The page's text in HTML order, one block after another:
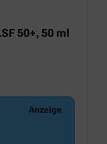
50+, 50 ml